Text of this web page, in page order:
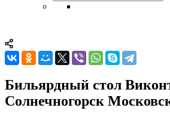
Бильярдный стол
Солнечногорск